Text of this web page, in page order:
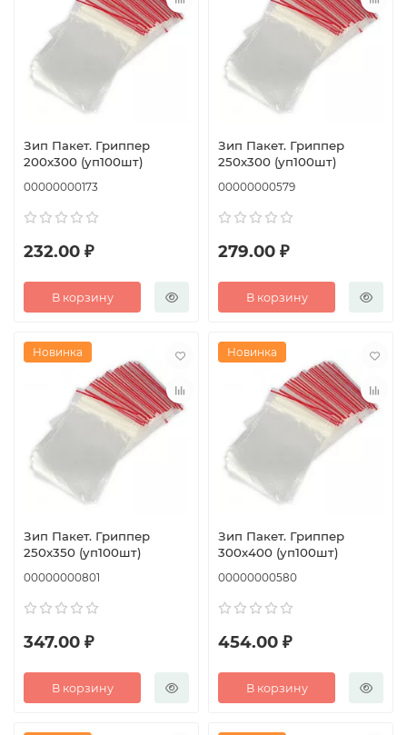
Зип Пакет. Гриппер
200х300 (уп100шт)
00000000173
232.00 ₽
В корзину
Зип Пакет. Гриппер
250х300 (уп100шт)
00000000579
279.00 ₽
В корзину
Новинка
Зип Пакет. Гриппер
250х350 (уп100шт)
00000000801
347.00 ₽
В корзину
Новинка
Зип Пакет. Гриппер
300х400 (уп100шт)
00000000580
454.00 ₽
В корзину